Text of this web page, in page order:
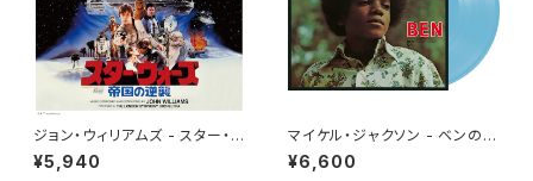
ジョン・ウィリアムズ - スター・ウ
ォーズ／帝国の逆襲 (オリジナ
ル・サウンドトラック) (2LP)
¥5,940
マイケル・ジャクソン - ベンのテ
ーマ[クリア・ライトブルー](LP
重量盤)
¥6,600